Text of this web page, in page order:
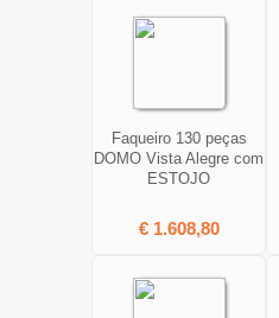
Faqueiro 130 peças
DOMO Vista Alegre com
ESTOJO
€ 1.608,80